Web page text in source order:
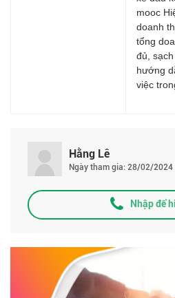
mooc
doanh
tổng
đủ,
hướng
việc
Hằng Lê
Ngày tham gia: 28/02/2024
Nhập để